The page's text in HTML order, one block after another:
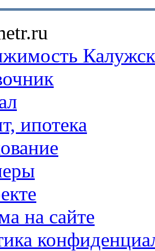
ипотека
на сайте